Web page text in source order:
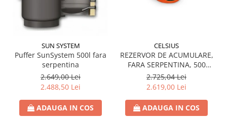
Baterii sanitare
Rigole baie: Rigola de scurgere
pentru dus
Vase wc, capace si rezervoare
Racorduri flexibile de apa
Racorduri flexibile apa
Racord flexibil monocomanda din
SUN SYSTEM
Puffer SunSystem 500l fara
serpentina
2.649,00 Lei
2.488,50 Lei
ADAUGA IN COS
CELSIUS
REZERVOR DE ACUMULARE,
FARA SERPENTINA, 500
LITRI, DN650, CU IZOLATIE,
CELSIUS
2.725,04 Lei
2.619,00 Lei
ADAUGA IN COS